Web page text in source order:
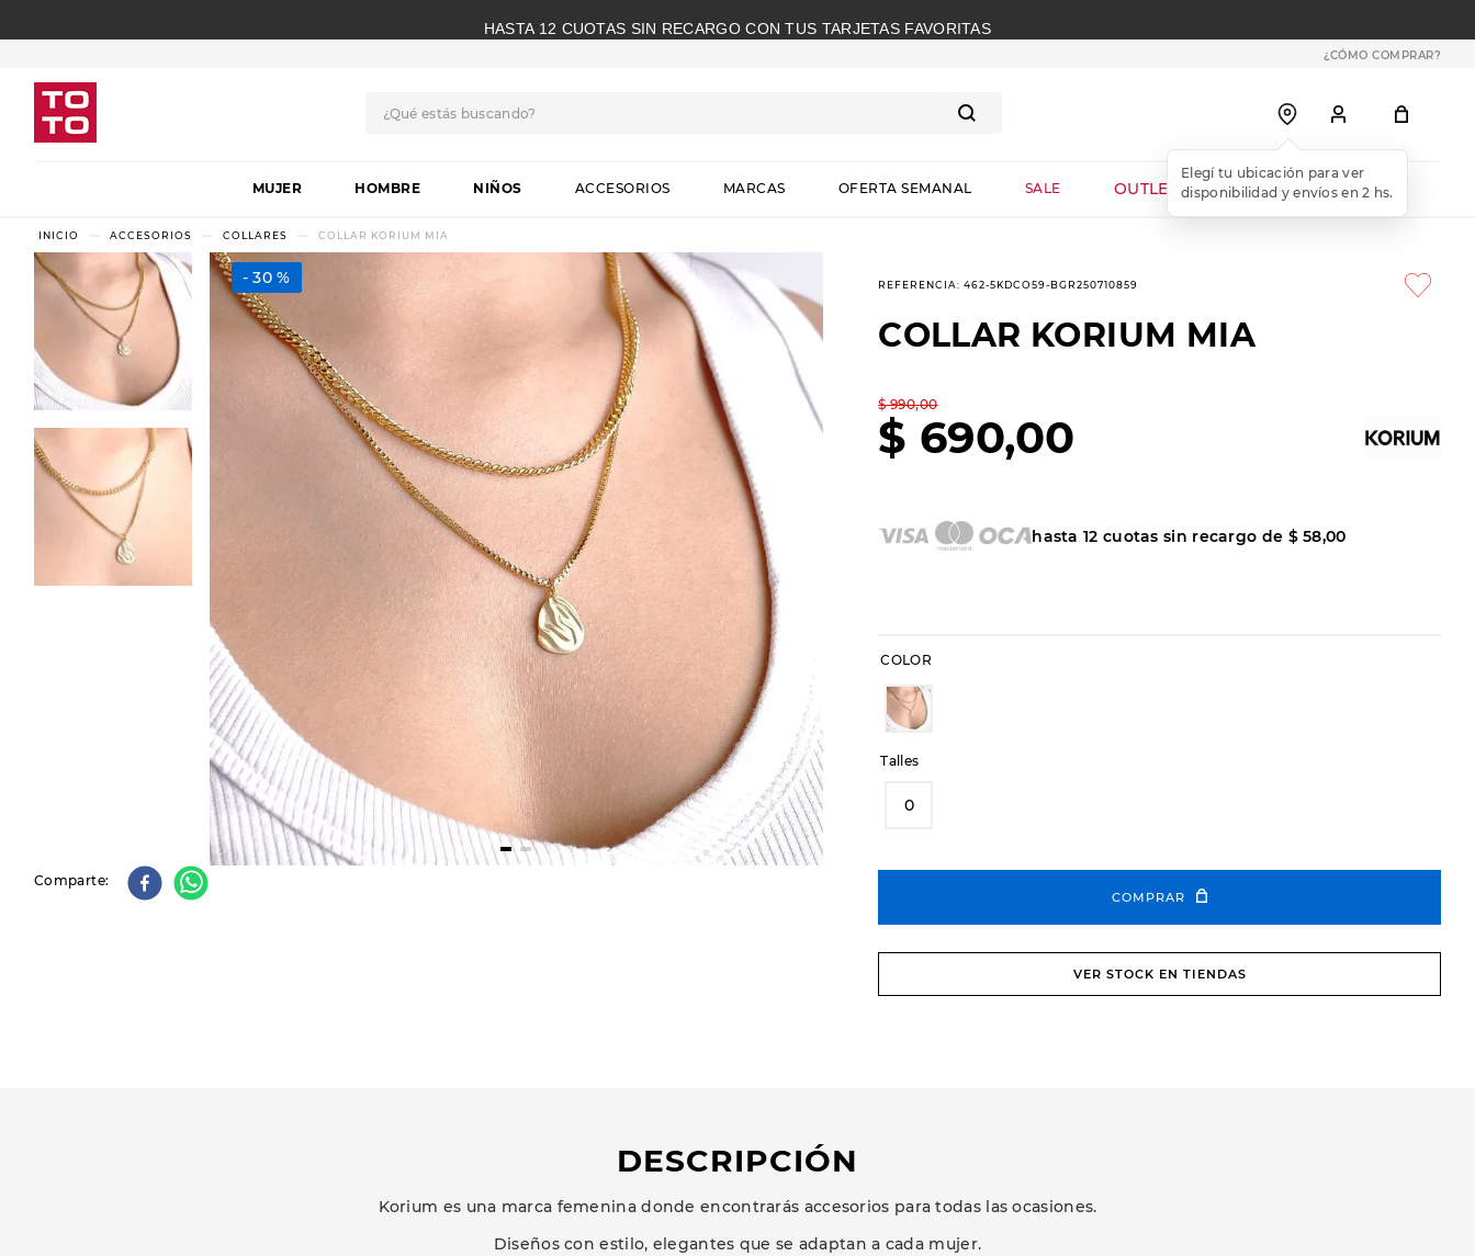
HASTA 12 CUOTAS SIN RECARGO CON TUS TARJETAS FAVORITAS
¿CÓMO COMPRAR?
MUJER HOMBRE NIÑOS ACCESORIOS MARCAS OFERTA SEMANAL SALE OUTLET WEB
ACCESORIOS COLLARES COLLAR KORIUM MIA
30 %
Comparte
REFERENCIA:462-5KDCO59-BGR250710859
COLLAR KORIUM MIA
$ 990,00
$ 690,00
hasta12 cuotas sin recargo de $ 58,00
COLOR
Talles
0
COMPRAR
VER STOCK EN TIENDAS
DESCRIPCIÓN
Korium es una marca femenina donde encontrarás accesorios para todas las ocasiones.
Diseños con estilo, elegantes que se adaptan a cada mujer.
1.
botas
skechers
3.
skechers slip-ins
championes
5.
americansport
sandalias
slip-ins